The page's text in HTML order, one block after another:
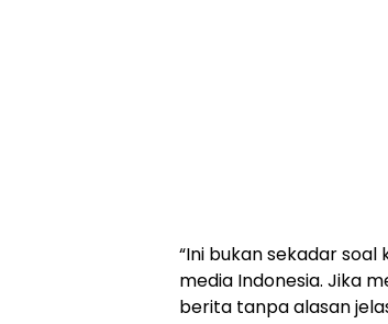
“Ini bukan sekadar
media Indonesia. Jika
berita tanpa alasan